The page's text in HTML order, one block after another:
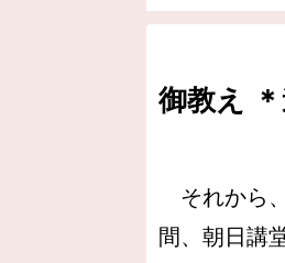
御教え
それから
間、朝日講